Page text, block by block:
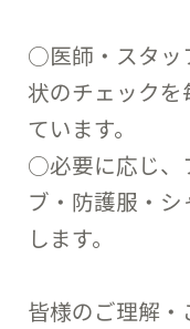
○医師・スタッ
状のチェック
ています。
○必要に応じ、
ブ・防護服・
します。
皆様のご理解